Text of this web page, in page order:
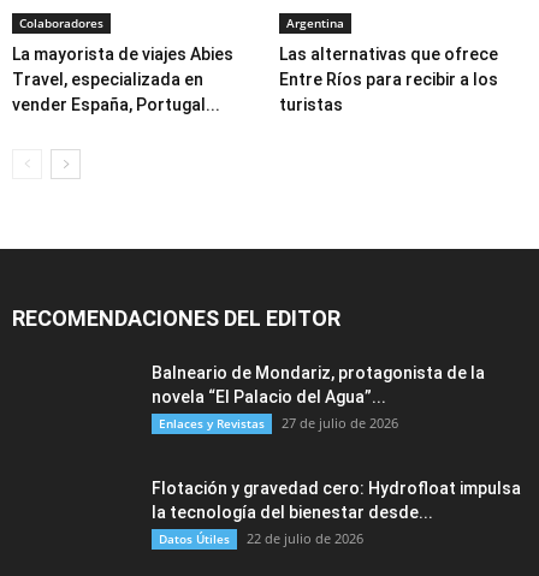
Colaboradores
La mayorista de viajes Abies
Travel, especializada en
vender España, Portugal...
Argentina
Las alternativas que ofrece
Entre Ríos para recibir a los
turistas
RECOMENDACIONES DEL EDITOR
Balneario de Mondariz, protagonista de la
novela “El Palacio del Agua”...
Enlaces y Revistas 27 de julio de 2026
Flotación y gravedad cero: Hydrofloat impulsa
la tecnología del bienestar desde...
Datos Útiles 22 de julio de 2026